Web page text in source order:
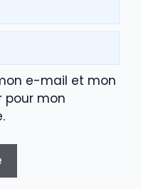
e-mail et mon
pour mon